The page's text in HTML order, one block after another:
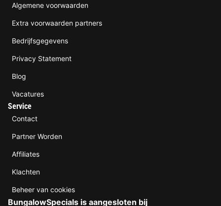
Algemene voorwaarden
Extra voorwaarden partners
Bedrijfsgegevens
Privacy Statement
Blog
Vacatures
Service
Contact
Partner Worden
Affiliates
Klachten
Beheer van cookies
BungalowSpecials is aangesloten bij